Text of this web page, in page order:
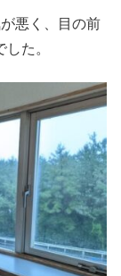
悪く、目の前
た。